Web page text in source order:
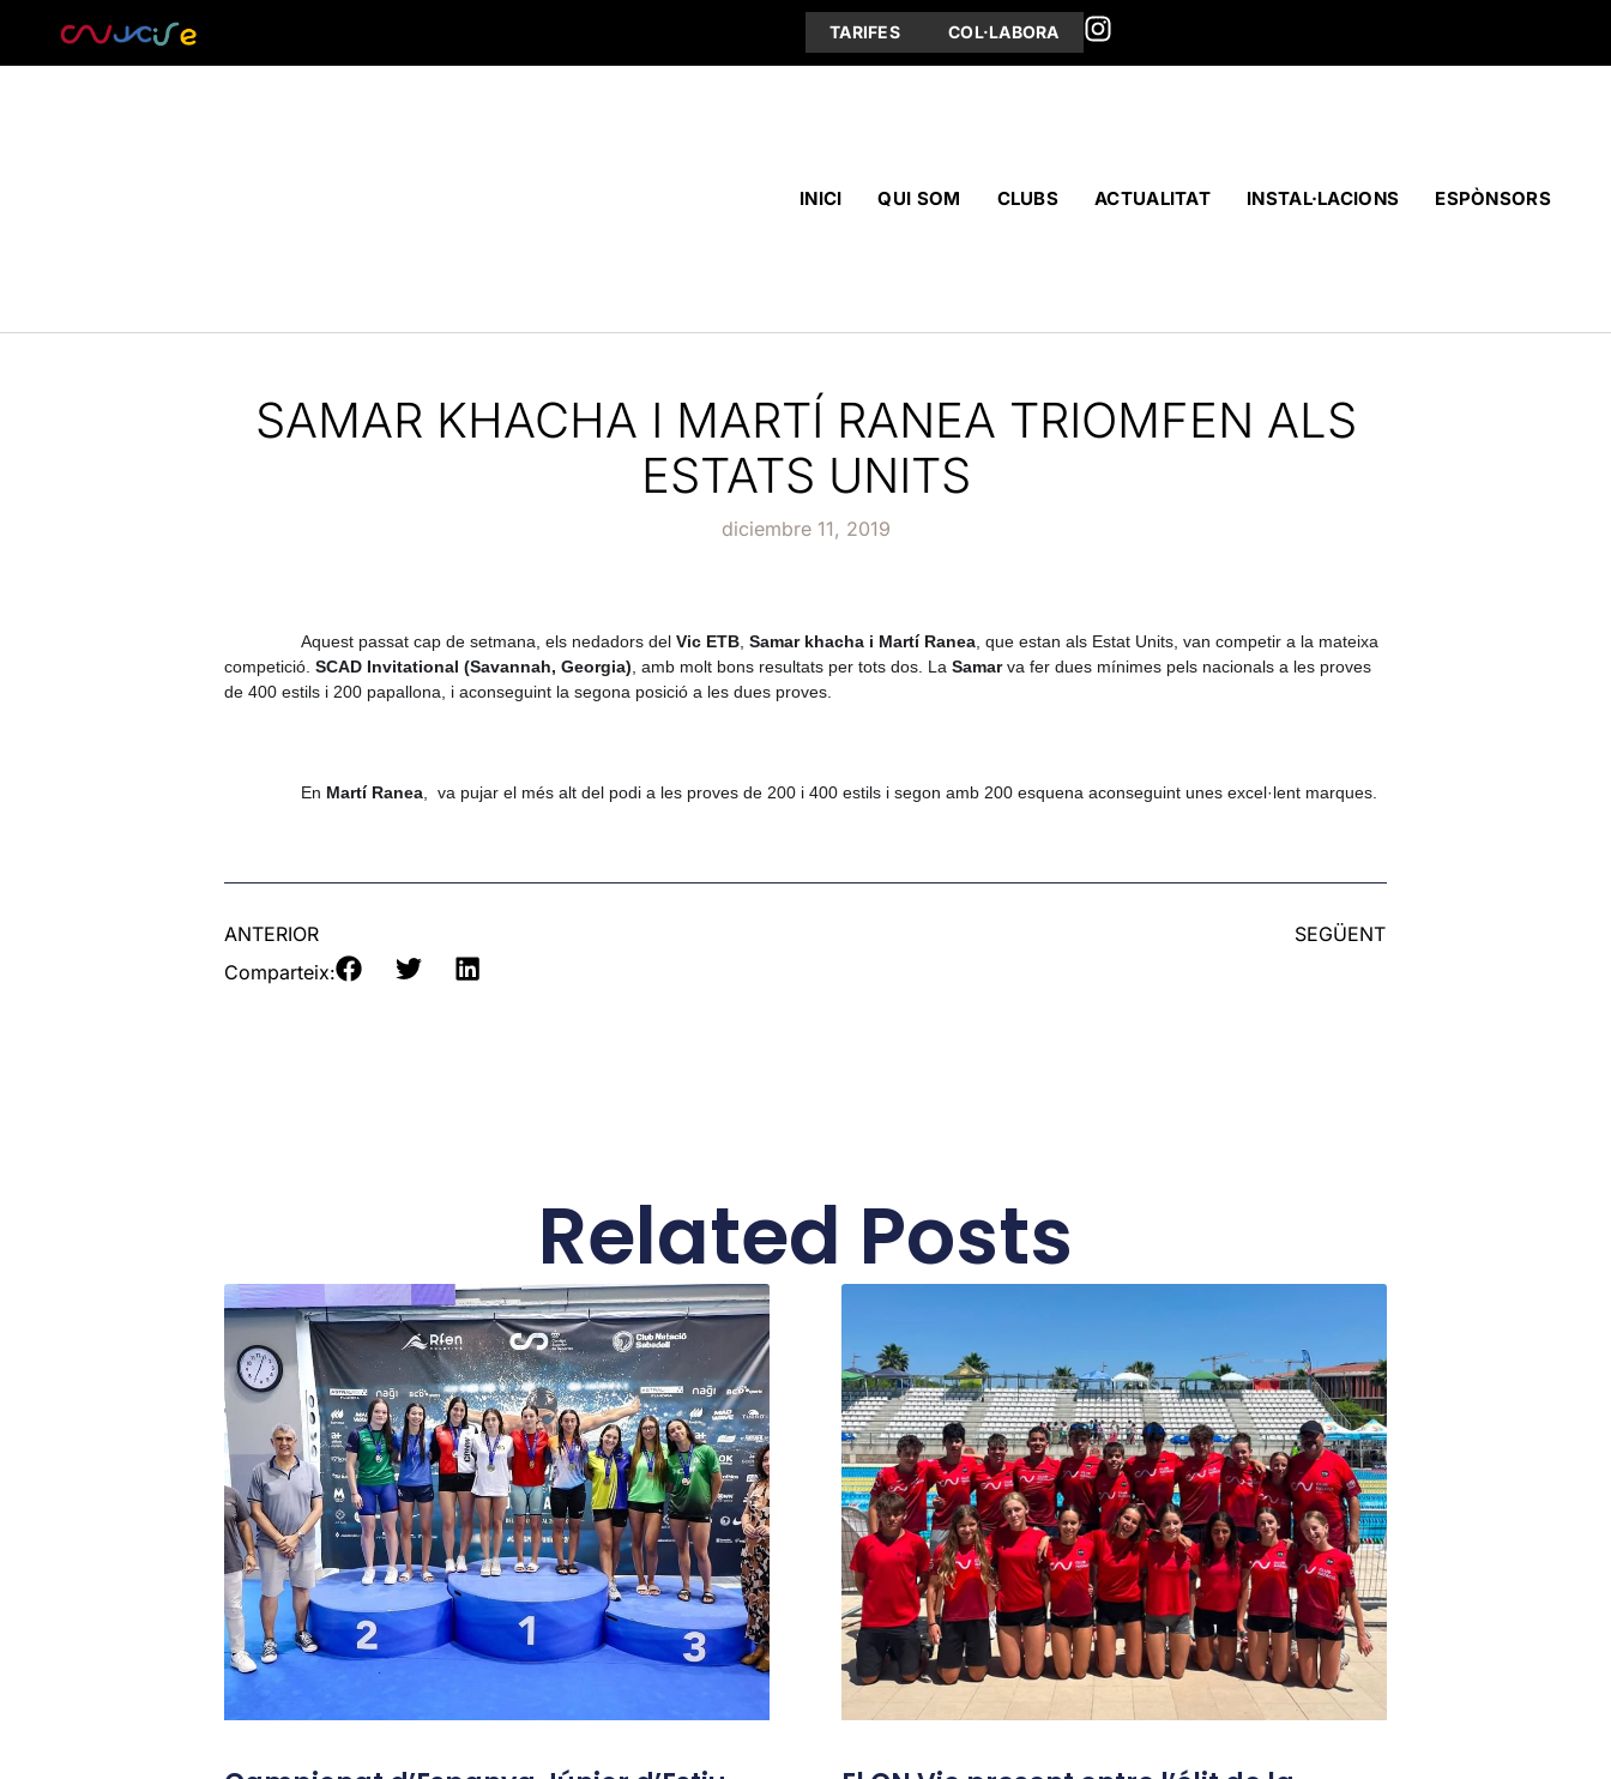
TARIFES COL·LABORA
INICI QUI SOM CLUBS ACTUALITAT INSTAL·LACIONS ESPÒNSORS
SAMAR KHACHA I MARTÍ RANEA TRIOMFEN ALS
ESTATS UNITS
diciembre 11, 2019
Aquest passat cap de setmana, els nedadors del Vic ETB Samar khacha i Martí Ranea , que estan als Estat Units, van competir a la mateixa
competició. SCAD Invitational (Savannah, Georgia) , amb molt bons resultats per tots dos. La Samar va fer dues mínimes pels nacionals a les proves
de 400 estils i 200 papallona, i aconseguint la segona posició a les dues proves.
En Martí Ranea ,  va pujar el més alt del podi a les proves de 200 i 400 estils i segon amb 200 esquena aconseguint unes excel·lent marques.
ANTERIOR
SEGÜENT
Comparteix:
Related Posts